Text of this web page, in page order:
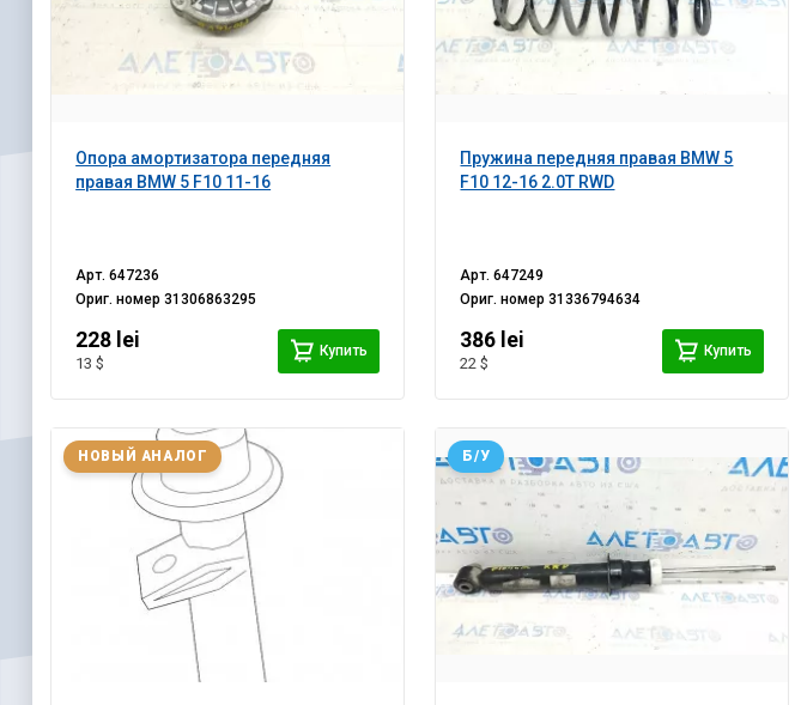
Опора амортизатора передняя
правая BMW 5 F10 11-16
Арт.647236
Ориг. номер31306863295
228 lei
13 $
Купить
Пружина передняя правая BMW 5
F10 12-16 2.0T RWD
Арт.647249
Ориг. номер31336794634
386 lei
22 $
Купить
НОВЫЙ АНАЛОГ Б/У